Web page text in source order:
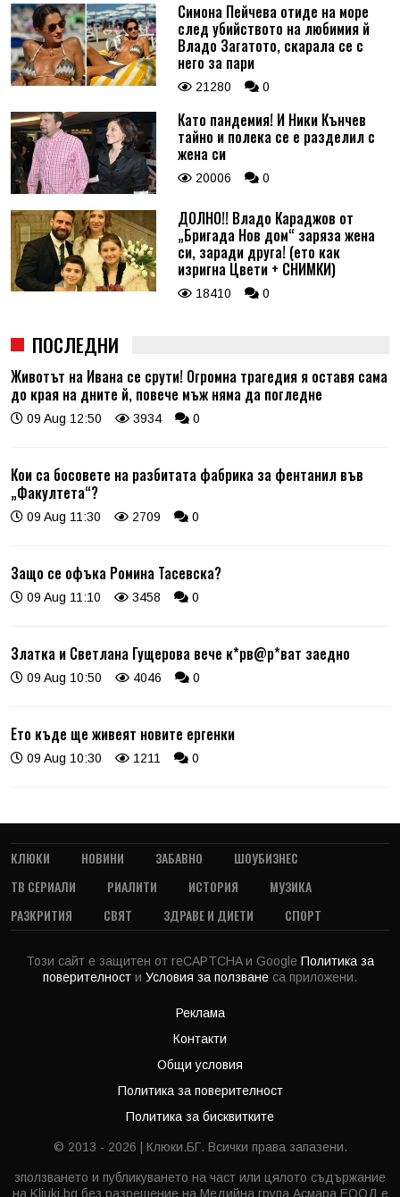
Симона Пейчева отиде на море
след убийството на любимия й
Владо Загатото, скарала се с
него за пари
21280 0
Като пандемия! И Ники Кънчев
тайно и полека се е разделил с
жена си
20006 0
ДОЛНО!! Владо Караджов от
„Бригада Нов дом“ заряза жена
си, заради друга! (ето как
изригна Цвети + СНИМКИ)
18410 0
ПОСЛЕДНИ
Животът на Ивана се срути! Огромна трагедия я оставя сама
до края на дните й, повече мъж няма да погледне
09 Aug 12:50 3934 0
Кои са босовете на разбитата фабрика за фентанил във
„Факултета“?
09 Aug 11:30 2709 0
Защо се офъка Ромина Тасевска?
09 Aug 11:10 3458 0
Златка и Светлана Гущерова вече к*рв@р*ват заедно
09 Aug 10:50 4046 0
Ето къде ще живеят новите ергенки
09 Aug 10:30 1211 0
КЛЮКИ НОВИНИ ЗАБАВНО
ШОУБИЗНЕС
ТВ СЕРИАЛИ
РИАЛИТИ ИСТОРИЯ
МУЗИКА
РАЗКРИТИЯ
СВЯТ ЗДРАВЕ И ДИЕТИ СПОРТ
Този сайт е защитен от reCAPTCHA и Google Политика за
поверителност и Условия за ползване са приложени.
Реклама
Контакти
Общи условия
Политика за поверителност
Политика за бисквитките
© 2013 - 2026 | Клюки.БГ. Всички права запазени.
зползването и публикуването на част или цялото съдържание
на Kliuki.bg без разрешение на Медийна група Асмара ЕООД е